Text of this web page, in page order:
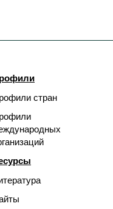
стран